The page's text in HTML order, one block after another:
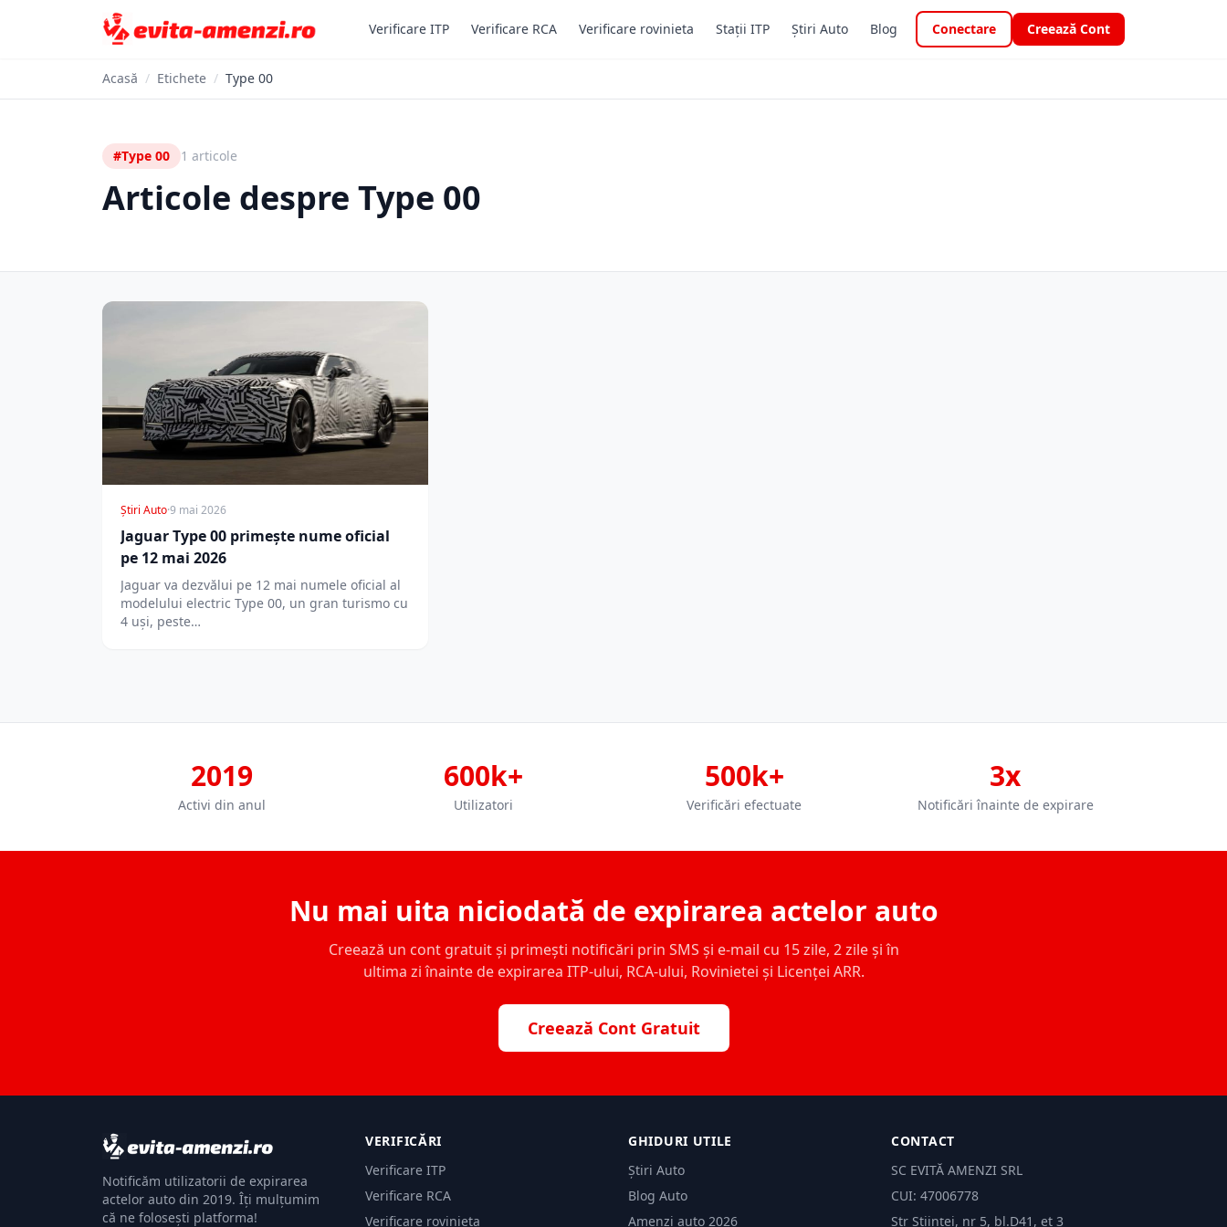
Verificare ITP Verificare RCA Verificare rovinieta Stații ITP Știri Auto Blog Conectare Creează Cont
Acasă / Etichete / Type 00
#Type 00 1 articole
Articole despre Type 00
Știri Auto·9 mai 2026
Jaguar Type 00 primește nume oficial
pe 12 mai 2026
Jaguar va dezvălui pe 12 mai numele oficial al
modelului electric Type 00, un gran turismo cu
4 uși, peste…
2019
Activi din anul
600k+
Utilizatori
500k+
Verificări efectuate
3x
Notificări înainte de expirare
Nu mai uita niciodată de expirarea actelor auto
Creează un cont gratuit și primești notificări prin SMS și e-mail cu 15 zile, 2 zile și în
ultima zi înainte de expirarea ITP-ului, RCA-ului, Rovinietei și Licenței ARR.
Creează Cont Gratuit
Notificăm utilizatorii de expirarea
actelor auto din 2019. Îți mulțumim
că ne folosești platforma!
VERIFICĂRI
Verificare ITP
Verificare RCA
Verificare rovinieta
GHIDURI UTILE
Știri Auto
Blog Auto
Amenzi auto 2026
CONTACT
SC EVITĂ AMENZI SRL
CUI: 47006778
Str Științei, nr 5, bl.D41, et 3